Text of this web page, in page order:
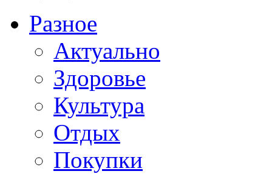
Разное
Актуально
Здоровье
Культура
Отдых
Покупки